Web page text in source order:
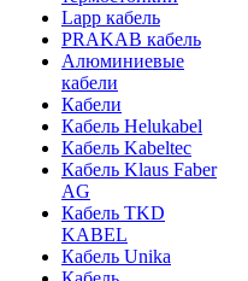
Lapp кабель
PRAKAB кабель
Алюминиевые
кабели
Кабели
Кабель Helukabel
Кабель Kabeltec
Кабель Klaus Faber
AG
Кабель TKD
KABEL
Кабель Unika